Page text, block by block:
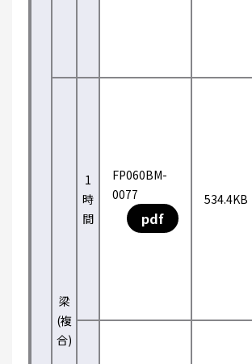
梁
(複
合)
1
時
間
FP060BM-
0077
pdf
534.4KB